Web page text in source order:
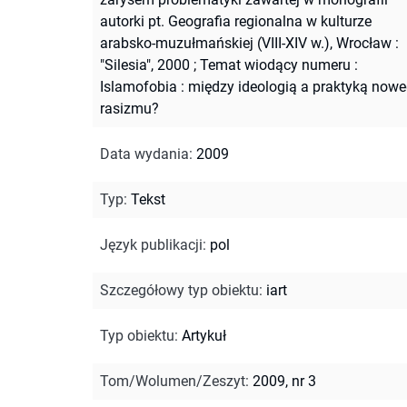
autorki pt. Geografia regionalna w kulturze
arabsko-muzułmańskiej (VIII-XIV w.), Wrocław :
"Silesia", 2000 ; Temat wiodący numeru :
Islamofobia : między ideologią a praktyką
rasizmu?
Data wydania: 2009
Typ: Tekst
Język publikacji: pol
Szczegółowy typ obiektu: iart
Typ obiektu: Artykuł
Tom/Wolumen/Zeszyt: 2009, nr 3